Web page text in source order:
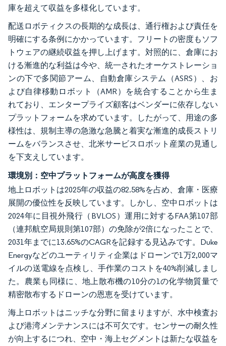
庫を超えて収益を多様化しています。
配送ロボティクスの長期的な成長は、通行権および責任を
明確にする条例にかかっています。フリートの密度もソフ
トウェアの継続収益を押し上げます。対照的に、倉庫にお
ける漸進的な利益は今や、統一されたオーケストレーショ
ンの下で多関節アーム、自動倉庫システム（ASRS）、お
よび自律移動ロボット（AMR）を統合することから生ま
れており、エンタープライズ顧客はベンダーに依存しない
プラットフォームを求めています。したがって、用途の多
様性は、規制主導の急激な急騰と着実な漸進的成長ストリ
ームをバランスさせ、北米サービスロボット産業の見通し
を下支えしています。
環境別：空中プラットフォームが高度を獲得
地上ロボットは2025年の収益の82.58%を占め、倉庫・医療
展開の優位性を反映しています。しかし、空中ロボットは
2024年に目視外飛行（BVLOS）運用に対するFAA第107部
（連邦航空局規則第107部）の免除が2倍になったことで、
2031年までに13.65%のCAGRを記録する見込みです。Duke
Energyなどのユーティリティ企業はドローンで1万2,000マ
イルの送電線を点検し、手作業のコストを40%削減しまし
た。農業も同様に、地上散布機の10分の1の化学物質量で
精密散布するドローンの恩恵を受けています。
海上ロボットはニッチな分野に留まりますが、水中検査お
よび港湾メンテナンスには不可欠です。センサーの耐久性
が向上するにつれ、空中・海上セグメントは新たな収益を